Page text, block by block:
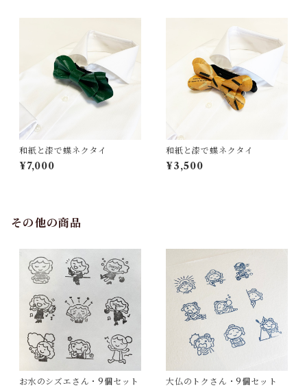
和紙と漆で蝶ネクタイ
¥7,000
和紙と漆で蝶ネクタイ
¥3,500
その他の商品
お水のシズエさん・9個セット 大仏のトクさん・9個セット